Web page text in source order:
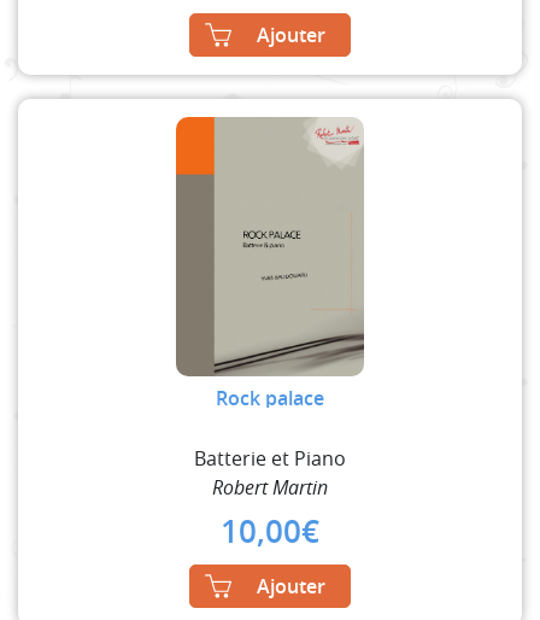
Ajouter
Rock palace
Batterie et Piano
Robert Martin
10,00€
Ajouter